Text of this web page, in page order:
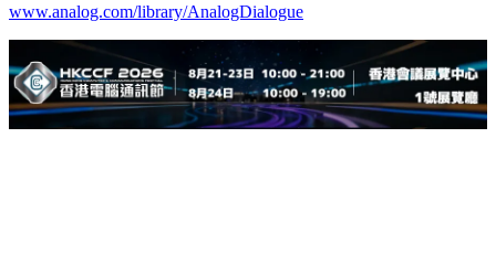
www.analog.com/library/AnalogDialogue